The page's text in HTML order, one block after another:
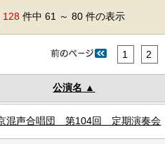
128 件中 61 ～ 80 件の表示
1 2
公演名
混声合唱団 第104回 定期演奏会